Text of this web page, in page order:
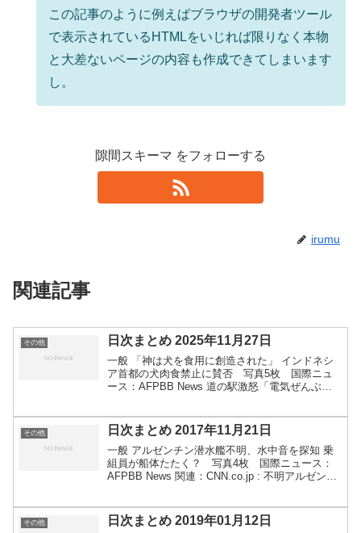
この記事のように例えばブラウザの開発者ツール
で表示されているHTMLをいじれば限りなく本物
と大差ないページの内容も作成できてしまいます
し。
隙間スキーマ をフォローする
irumu
関連記事
その他 日次まとめ 2025年11月27日
一般 「神は犬を食用に創造された」 インドネシ
ア首都の犬肉食禁止に賛否 写真5枚 国際ニュ
ース：AFPBB News 道の駅激怒「電気ぜんぶ消
も… ...
その他 日次まとめ 2017年11月21日
一般 アルゼンチン潜水艦不明、水中音を探知 乗
組員が船体たたく？ 写真4枚 国際ニュース：
AFPBB News 関連：CNN.co.jp : 不明アルゼンチ
その他 日次まとめ 2019年01月12日